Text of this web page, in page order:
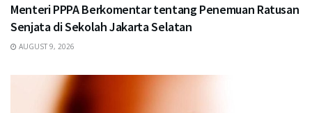
Menteri PPPA Berkomentar tentang Penemuan Ratusan
Senjata di Sekolah Jakarta Selatan
AUGUST 9, 2026